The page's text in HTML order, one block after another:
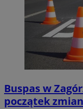
Buspas w
początek zmian